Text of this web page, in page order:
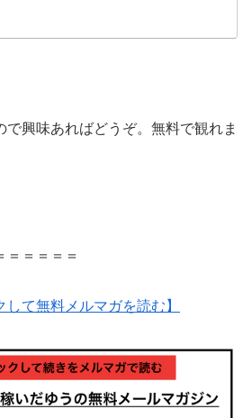
で興味あればどうぞ。無料で観れま
＝＝＝＝＝
して無料メルマガを読む】